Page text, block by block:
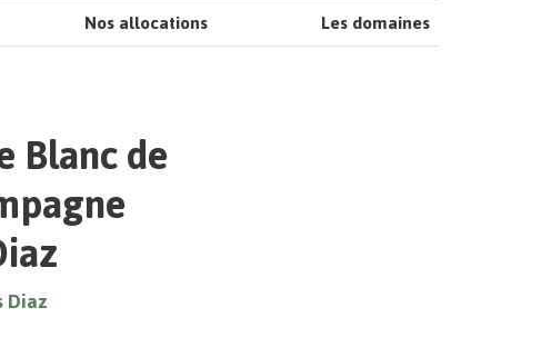
Nos allocations Les domaines
Blanc de
Diaz